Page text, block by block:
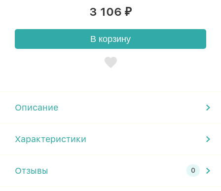
3 106 ₽
В корзину
Описание
Характеристики
Отзывы